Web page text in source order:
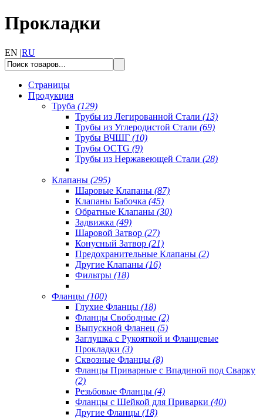
Прокладки
EN |RU
Страницы
Продукция
Труба (129)
Трубы из Легированной Стали (13)
Трубы из Углеродистой Стали (69)
Трубы ВЧШГ (10)
Трубы OCTG (9)
Трубы из Нержавеющей Стали (28)
Клапаны (295)
Шаровые Клапаны (87)
Клапаны Бабочка (45)
Обратные Клапаны (30)
Задвижка (49)
Шаровой Затвор (27)
Конусный Затвор (21)
Предохранительные Клапаны (2)
Другие Клапаны (16)
Фильтры (18)
Фланцы (100)
Глухие Фланцы (18)
Фланцы Свободные (2)
Выпускной Фланец (5)
Заглушка с Рукояткой и Фланцевые
Прокладки (3)
Сквозные Фланцы (8)
Фланцы Приварные с Впадиной под Сварку
(2)
Резьбовые Фланцы (4)
Фланцы с Шейкой для Приварки (40)
Другие Фланцы (18)